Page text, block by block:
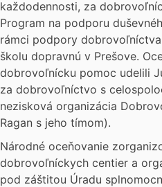
každodennosti, za
Program na podporu
rámci podpory
školu dopravnú v Prešove.
dobrovoľnícku pomoc udelili
za dobrovoľníctvo s
nezisková organizácia
Ragan s jeho tímom).
Národné oceňovanie
dobrovoľníckych centier a
pod záštitou Úradu